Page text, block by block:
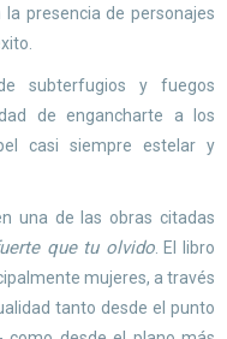
presencia de personajes
subterfugios y fuegos
de engancharte a los
casi siempre estelar y
una de las obras citadas
que tu olvido. El libro
mujeres, a través
tanto desde el punto